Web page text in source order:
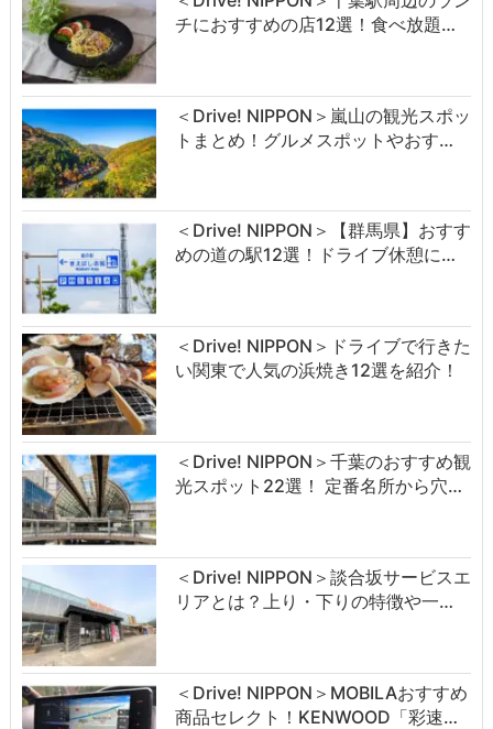
チにおすすめの店12選！食べ放題…
＜Drive! NIPPON＞嵐山の観光スポッ
トまとめ！グルメスポットやおす…
＜Drive! NIPPON＞【群馬県】おすす
めの道の駅12選！ドライブ休憩に…
＜Drive! NIPPON＞ドライブで行きた
い関東で人気の浜焼き12選を紹介！
＜Drive! NIPPON＞千葉のおすすめ観
光スポット22選！ 定番名所から穴…
＜Drive! NIPPON＞談合坂サービスエ
リアとは？上り・下りの特徴や一…
＜Drive! NIPPON＞MOBILAおすすめ
商品セレクト！KENWOOD「彩速…